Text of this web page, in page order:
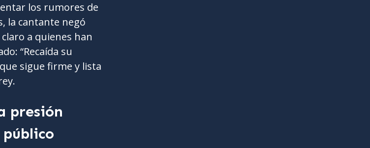
los rumores de
la cantante negó
a quienes han
“Recaída su
sigue firme y lista
presión